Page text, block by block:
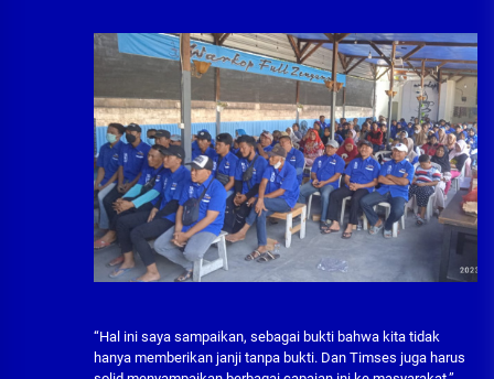
“Hal ini saya sampaikan, sebagai bukti bahwa kita tidak
hanya memberikan janji tanpa bukti. Dan Timses juga harus